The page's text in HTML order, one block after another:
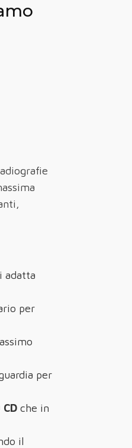
adatta
per
per
che in
il